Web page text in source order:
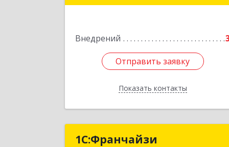
Внедрений
Отправить заявку
Показать контакты
Отправить заявку
Назад
1С:Франчайзи1С:Франчайзи